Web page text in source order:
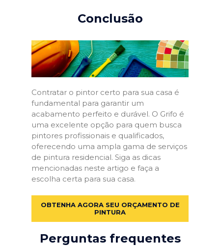
Conclusão
Contratar o pintor certo para sua casa é
fundamental para garantir um
acabamento perfeito e durável. O Grifo é
uma excelente opção para quem busca
pintores profissionais e qualificados,
oferecendo uma ampla gama de serviços
de pintura residencial. Siga as dicas
mencionadas neste artigo e faça a
escolha certa para sua casa.
OBTENHA AGORA SEU ORÇAMENTO DE
PINTURA
Perguntas frequentes